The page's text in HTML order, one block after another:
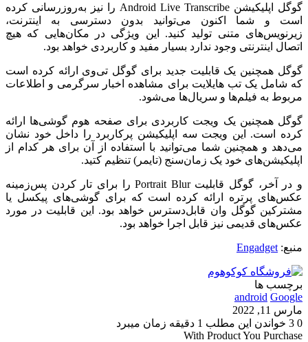
گوگل اپلیکیشن Android Live Transcribe را نیز به‌روزرسانی کرده
است و شما اکنون می‌توانید بدون دسترسی به اینترنت،
زیرنویس‌های متنی تولید کنید. این ویژگی در مکان‌هایی که هیچ
اتصال اینترنتی وجود ندارد بسیار مفید و کاربردی خواهد بود.
گوگل همچنین یک قابلیت جدید برای گوگل تی‌وی ارائه کرده است
که شامل یک تب هایلایت برای مشاهده اخبار سرگرمی و اطلاعات
مربوط به فیلم‌ها و سریا‌ل‌ها می‌شود.
گوگل همچنین یک ویجت کاربردی برای صفحه هوم گوشی‌ها ارائه
کرده است. این ویجت سه اپلیکیشن پرکاربرد را داخل خود نشان
می‌دهد و همچنین شما می‌توانید با استفاده از آن برای هر کدام از
اپلیکیشن‌های خود یک زمان‌سنج (تایمر) تنظیم کتید.
و در آخر، گوگل قابلیت Portrait Blur را برای تار کردن پس‌زمینه
عکس‌های پرتره ارائه کرده است که برای گوشی‌های پیکسل یا
مشترکین گوگل وان قابل‌دسترس خواهد بود. این قابلیت در مورد
عکس‌های قدیمی نیز قابل اجرا خواهد بود.
منبع: Engadget
برچسب ها
android Google
مارس 11, 2022
0
خواندن این مطلب 1 دقیقه زمان میبرد
With Product You Purchase